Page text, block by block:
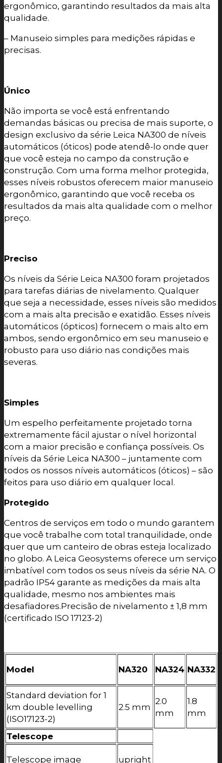
ergonômico, garantindo resultados da mais alta
qualidade.
– Manuseio simples para medições rápidas e
precisas.
Único
Não importa se você está enfrentando
demandas básicas ou precisa de mais suporte, o
design exclusivo da série Leica NA300 de níveis
automáticos (óticos) pode atendê-lo onde quer
que você esteja no campo da construção e
construção. Com uma forma melhor protegida,
esses níveis robustos oferecem maior manuseio
ergonômico, garantindo que você receba os
resultados da mais alta qualidade com o melhor
preço.
Preciso
Os níveis da Série Leica NA300 foram projetados
para tarefas diárias de nivelamento. Qualquer
que seja a necessidade, esses níveis são medidos
com a mais alta precisão e exatidão. Esses níveis
automáticos (ópticos) fornecem o mais alto em
ambos, sendo ergonômico em seu manuseio e
robusto para uso diário nas condições mais
severas.
Simples
Um espelho perfeitamente projetado torna
extremamente fácil ajustar o nível horizontal
com a maior precisão e confiança possíveis. Os
níveis da Série Leica NA300 – juntamente com
todos os nossos níveis automáticos (óticos) – são
feitos para uso diário em qualquer local.
Protegido
Centros de serviços em todo o mundo garantem
que você trabalhe com total tranquilidade, onde
quer que um canteiro de obras esteja localizado
no globo. A Leica Geosystems oferece um serviço
imbatível com todos os seus níveis da série NA. O
padrão IP54 garante as medições da mais alta
qualidade, mesmo nos ambientes mais
desafiadores.Precisão de nivelamento ± 1,8 mm
(certificado ISO 17123-2)
Model NA320 NA324 NA332
Standard deviation for 1
km double levelling
(ISO17123-2)
2.5 mm
2.0
mm
1.8
mm
Telescope
Telescope image upright